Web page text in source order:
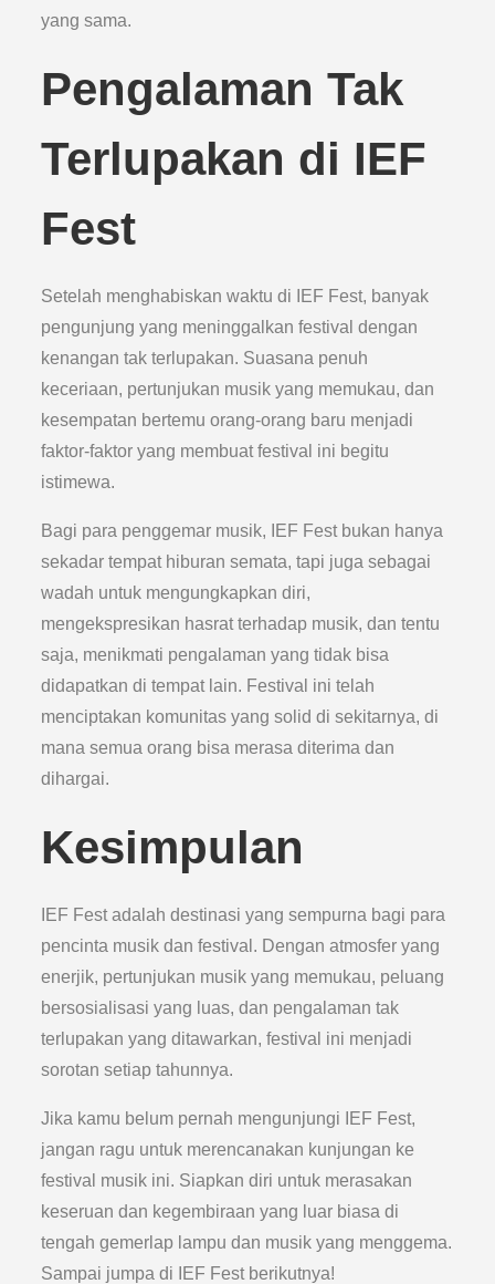
yang sama.
Pengalaman Tak
Terlupakan di IEF
Fest
Setelah menghabiskan waktu di IEF Fest, banyak
pengunjung yang meninggalkan festival dengan
kenangan tak terlupakan. Suasana penuh
keceriaan, pertunjukan musik yang memukau, dan
kesempatan bertemu orang-orang baru menjadi
faktor-faktor yang membuat festival ini begitu
istimewa.
Bagi para penggemar musik, IEF Fest bukan hanya
sekadar tempat hiburan semata, tapi juga sebagai
wadah untuk mengungkapkan diri,
mengekspresikan hasrat terhadap musik, dan tentu
saja, menikmati pengalaman yang tidak bisa
didapatkan di tempat lain. Festival ini telah
menciptakan komunitas yang solid di sekitarnya, di
mana semua orang bisa merasa diterima dan
dihargai.
Kesimpulan
IEF Fest adalah destinasi yang sempurna bagi para
pencinta musik dan festival. Dengan atmosfer yang
enerjik, pertunjukan musik yang memukau, peluang
bersosialisasi yang luas, dan pengalaman tak
terlupakan yang ditawarkan, festival ini menjadi
sorotan setiap tahunnya.
Jika kamu belum pernah mengunjungi IEF Fest,
jangan ragu untuk merencanakan kunjungan ke
festival musik ini. Siapkan diri untuk merasakan
keseruan dan kegembiraan yang luar biasa di
tengah gemerlap lampu dan musik yang menggema.
Sampai jumpa di IEF Fest berikutnya!